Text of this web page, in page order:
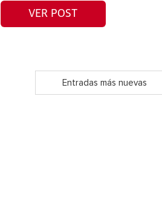
VER POST
Entradas más nuevas